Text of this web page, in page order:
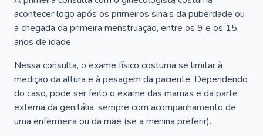
acontecer logo após os primeiros sinais da puberdade ou
a chegada da primeira menstruação, entre os 9 e os 15
anos de idade.
Nessa consulta, o exame físico costuma se limitar à
medição da altura e à pesagem da paciente. Dependendo
do caso, pode ser feito o exame das mamas e da parte
externa da genitália, sempre com acompanhamento de
uma enfermeira ou da mãe (se a menina preferir).